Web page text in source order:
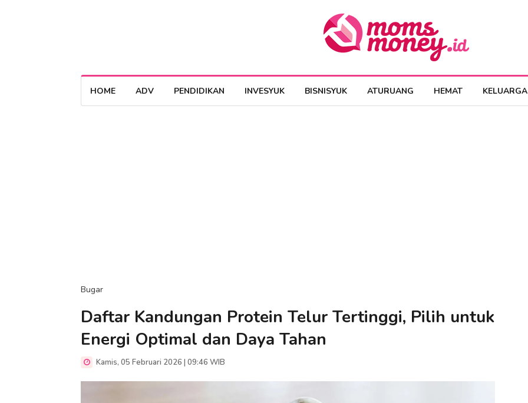
HOME ADV PENDIDIKAN INVESYUK BISNISYUK ATURUANG HEMAT KELUARGA
Bugar
Daftar Kandungan Protein Telur Tertinggi, Pilih untuk
Energi Optimal dan Daya Tahan
Kamis, 05 Februari 2026 | 09:46 WIB